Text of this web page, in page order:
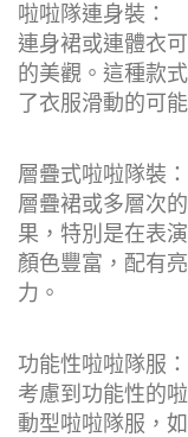
啦啦隊連身裝：
連身裙或連體衣
的美觀。這種款
了衣服滑動的可
層疊式啦啦隊裝：
層疊裙或多層次
果，特別是在表
顏色豐富，配有
力。
功能性啦啦隊服：
考慮到功能性的
動型啦啦隊服，